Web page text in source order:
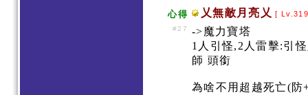
心得 乂無敵月亮乂 [
#27
->魔力寶塔
1人引怪,2人雷擊:引
師 頭銜
為啥不用超越死亡(防